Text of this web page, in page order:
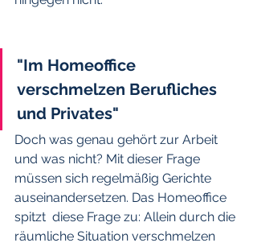
"Im Homeoffice
verschmelzen Berufliches
und Privates"
Doch was genau gehört zur Arbeit
und was nicht? Mit dieser Frage
müssen sich regelmäßig Gerichte
auseinandersetzen. Das Homeoffice
spitzt  diese Frage zu: Allein durch die
räumliche Situation verschmelzen